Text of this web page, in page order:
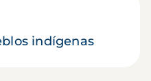
indígenas